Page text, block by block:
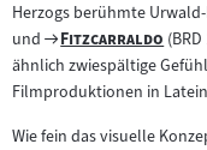
Herzogs berühmte
und
Zum
Filmarchiv:
"
Fitzcarraldo "
ähnlich zwiespältige
Filmproduktionen in
Wie fein das visuelle